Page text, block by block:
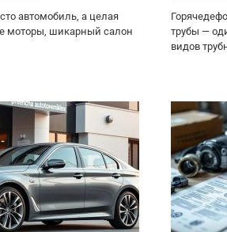
автомобиль, а целая
моторы, шикарный салон
трубы —
видов